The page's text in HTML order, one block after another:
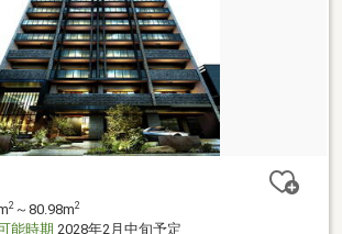
2 ～80.98m2
能時期 2028年2月中旬予定